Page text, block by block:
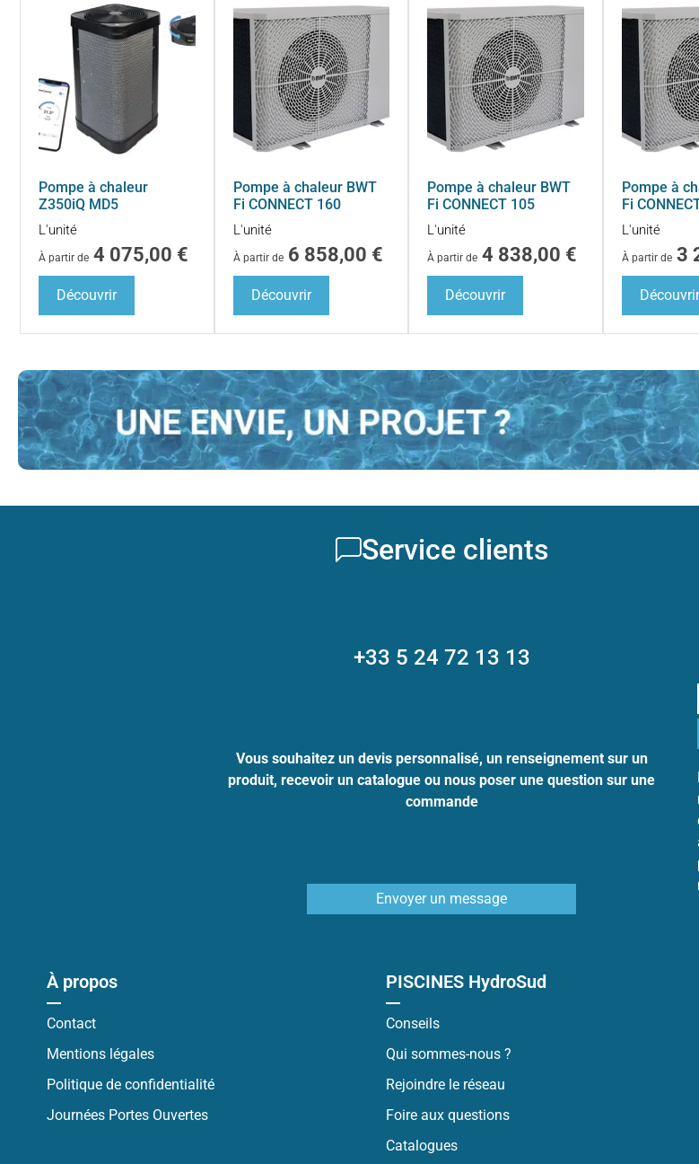
Pompe à chaleur
Z350iQ MD5
L'unité
À partir de 4 075,00 €
Découvrir
Pompe à chaleur BWT
Fi CONNECT 160
L'unité
À partir de 6 858,00 €
Découvrir
Pompe à chaleur BWT
Fi CONNECT 105
L'unité
À partir de 4 838,00 €
Découvrir
Pompe à
Fi
L'unité
À partir de 3
Découvrir
Service clients
+33 5 24 72 13 13
Vous souhaitez un devis personnalisé, un renseignement sur un
produit, recevoir un catalogue ou nous poser une question sur une
commande
Envoyer un message
À propos
Contact
Mentions légales
Politique de confidentialité
Journées Portes Ouvertes
PISCINES HydroSud
Conseils
Qui sommes-nous ?
Rejoindre le réseau
Foire aux questions
Catalogues